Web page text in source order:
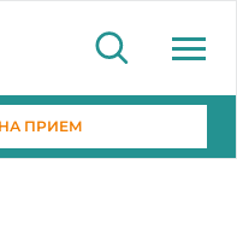
ПРИЕМ